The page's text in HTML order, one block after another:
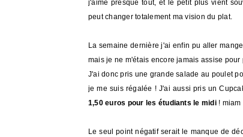
j'aime presque tout, et le petit plus vient
peut changer totalement ma vision du plat.
La semaine dernière j'ai enfin pu aller
mais je ne m'étais encore jamais assise
J'ai donc pris une grande salade au poulet
je me suis régalée ! J'ai aussi pris un
1,50 euros pour les étudiants le midi ! miam
Le seul point négatif serait le manque de